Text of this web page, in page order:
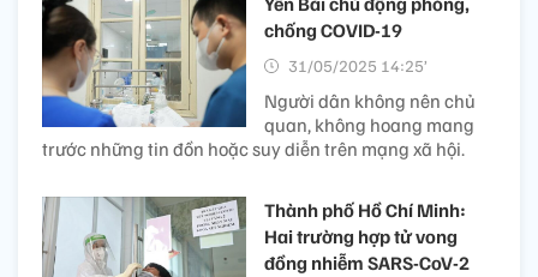
chống COVID-19
31/05/2025 14:25’
Người dân không nên chủ
quan, không hoang mang
trước những tin đồn hoặc suy diễn trên mạng xã hội.
Thành phố Hồ Chí Minh:
Hai trường hợp tử vong
đồng nhiễm SARS-CoV-2​